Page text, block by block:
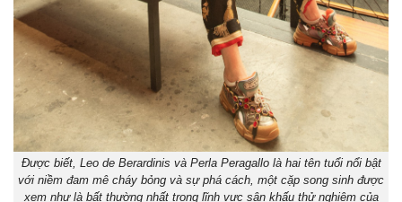
Được biết, Leo de Berardinis và Perla Peragallo là hai tên tuổi nổi bật
với niềm đam mê cháy bỏng và sự phá cách, một cặp song sinh được
xem như là bất thường nhất trong lĩnh vực sân khấu thử nghiệm của